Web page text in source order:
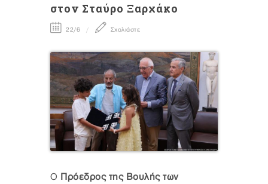
στον Σταύρο Ξαρχάκο
22/6 Σχολιάστε
Ο Πρόεδρος της Βουλής των